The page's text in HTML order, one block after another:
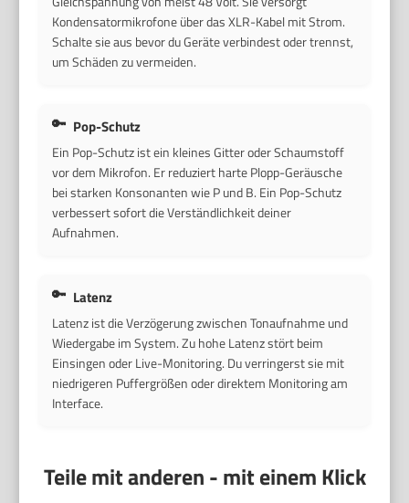
Kondensatormikrofone über das XLR-Kabel mit Strom.
Schalte sie aus bevor du Geräte verbindest oder trennst,
um Schäden zu vermeiden.
Pop-Schutz
Ein Pop-Schutz ist ein kleines Gitter oder Schaumstoff
vor dem Mikrofon. Er reduziert harte Plopp-Geräusche
bei starken Konsonanten wie P und B. Ein Pop-Schutz
verbessert sofort die Verständlichkeit deiner
Aufnahmen.
Latenz
Latenz ist die Verzögerung zwischen Tonaufnahme und
Wiedergabe im System. Zu hohe Latenz stört beim
Einsingen oder Live-Monitoring. Du verringerst sie mit
niedrigeren Puffergrößen oder direktem Monitoring am
Interface.